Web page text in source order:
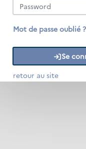
Mot de passe oublié ?
Se
retour au site
Revenir à la